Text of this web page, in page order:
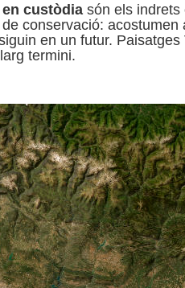
custòdia són els indrets
conservació:
en un futur.
termini.